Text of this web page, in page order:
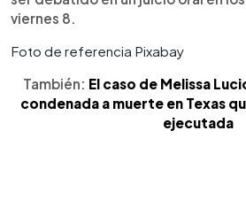
viernes 8.
Foto de referencia Pixabay
También: El caso de Melissa
condenada a muerte en Texas
ejecutada